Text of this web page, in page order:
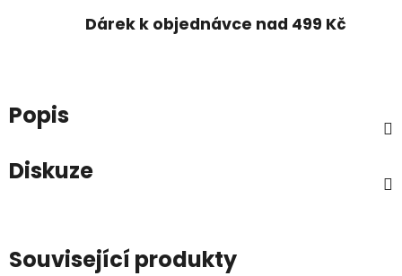
Dárek k objednávce nad 499 Kč
Popis
Diskuze
Související produkty